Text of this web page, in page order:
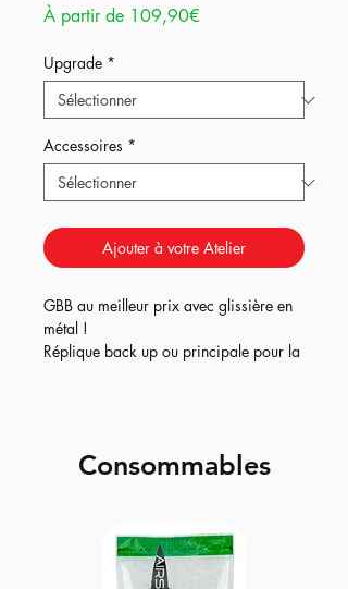
À partir de 109,90€Prix
Upgrade *
Accessoires *
Ajouter à votre Atelier
GBB au meilleur prix avec glissière en
métal !
Réplique back up ou principale pour la
avant envoi, le meilleur back up au
qualité/prixqui comprend une nouvelle
chambre hop up TTI + joint Quantum.
Cet upgrade permet de passer votre
Consommables